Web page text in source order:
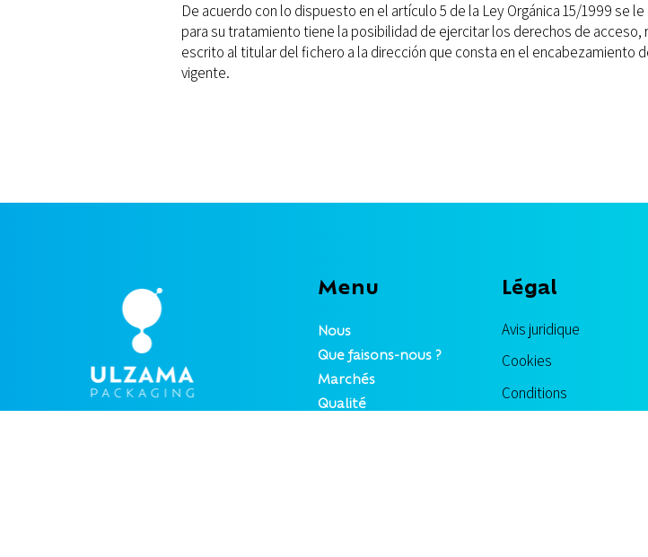
De acuerdo con lo dispuesto en el artículo 5 de la Ley Orgánica 15/1999
para su tratamiento tiene la posibilidad de ejercitar los derechos de
escrito al titular del fichero a la dirección que consta en el encabezamiento
vigente.
Légal
Avis juridique
Cookies
Conditions
Menu
Nous
Que faisons-nous ?
Marchés
Qualité